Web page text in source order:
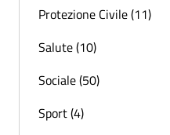
Protezione Civile (11)
Salute (10)
Sociale (50)
Sport (4)